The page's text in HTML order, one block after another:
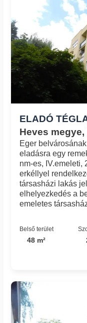
ELADÓ
Heves
Eger
eladásra egy
nm-es, IV.emeleti,
erkéllyel
társasházi lakás
elhelyezkedés a
emeletes
Belső terület
48 m²